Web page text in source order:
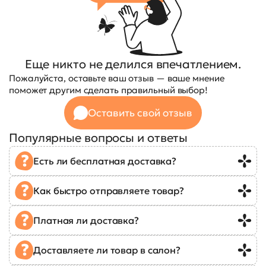
Еще никто не делился впечатлением.
Пожалуйста, оставьте ваш отзыв — ваше мнение
поможет другим сделать правильный выбор!
Оставить свой отзыв
Популярные вопросы и ответы
Есть ли бесплатная доставка?
Как быстро отправляете товар?
Платная ли доставка?
Доставляете ли товар в салон?